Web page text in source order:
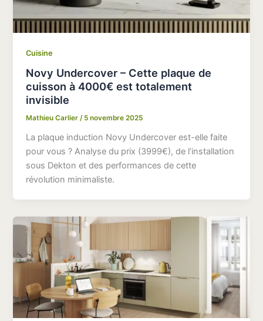
Cuisine
Novy Undercover – Cette plaque de
cuisson à 4000€ est totalement
invisible
Mathieu Carlier/ 5 novembre 2025
La plaque induction Novy Undercover est-elle faite
pour vous ? Analyse du prix (3999€), de l’installation
sous Dekton et des performances de cette
révolution minimaliste.